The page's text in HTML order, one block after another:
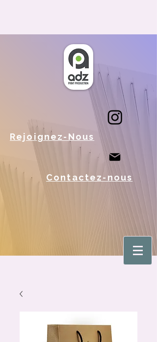
Rejoignez-Nous
Contactez-nous